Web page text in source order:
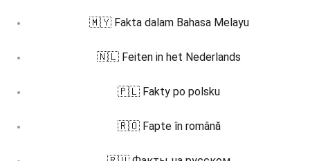
🇲🇾 Fakta dalam Bahasa Melayu
🇳🇱 Feiten in het Nederlands
🇵🇱 Fakty po polsku
🇷🇴 Fapte în română